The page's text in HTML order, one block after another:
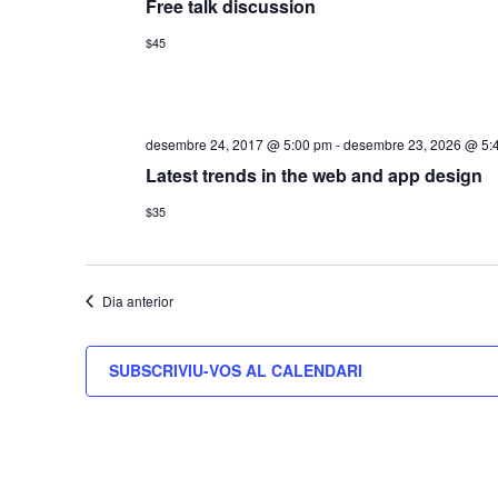
Free talk discussion
$45
desembre 24, 2017 @ 5:00 pm-desembre 23, 2026 @
Latest trends in the web and app design
$35
Dia anterior
SUBSCRIVIU-VOS AL CALENDARI